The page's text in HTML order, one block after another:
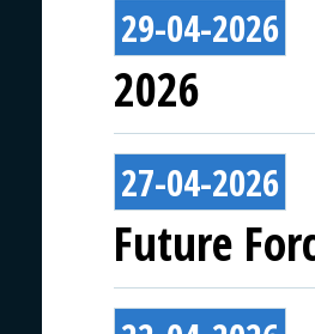
29-04-2026
2026
27-04-2026
Future